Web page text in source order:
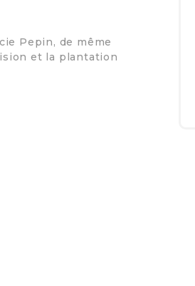
Pepin, de même
et la plantation